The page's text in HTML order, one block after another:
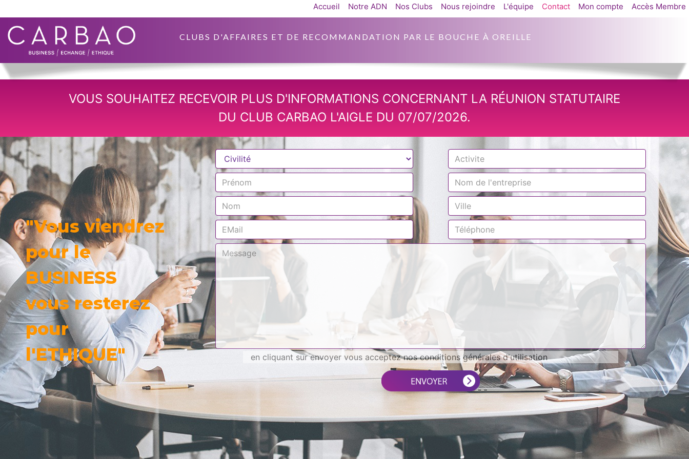
CLUBS D'AFFAIRES ET DE RECOMMANDATION PAR LE BOUCHE À OREILLE
Accueil Notre ADN Nos Clubs Nous rejoindre L'équipe Contact Mon compte Accès Membre
VOUS SOUHAITEZ RECEVOIR PLUS D'INFORMATIONS CONCERNANT LA RÉUNION STATUTAIRE
DU CLUB CARBAO L'AIGLE DU 07/07/2026.
"Vous viendrez
pour le
BUSINESS
vous resterez
pour
l'ETHIQUE"
en cliquant sur envoyer vous acceptez nos conditions générales d'utilisation